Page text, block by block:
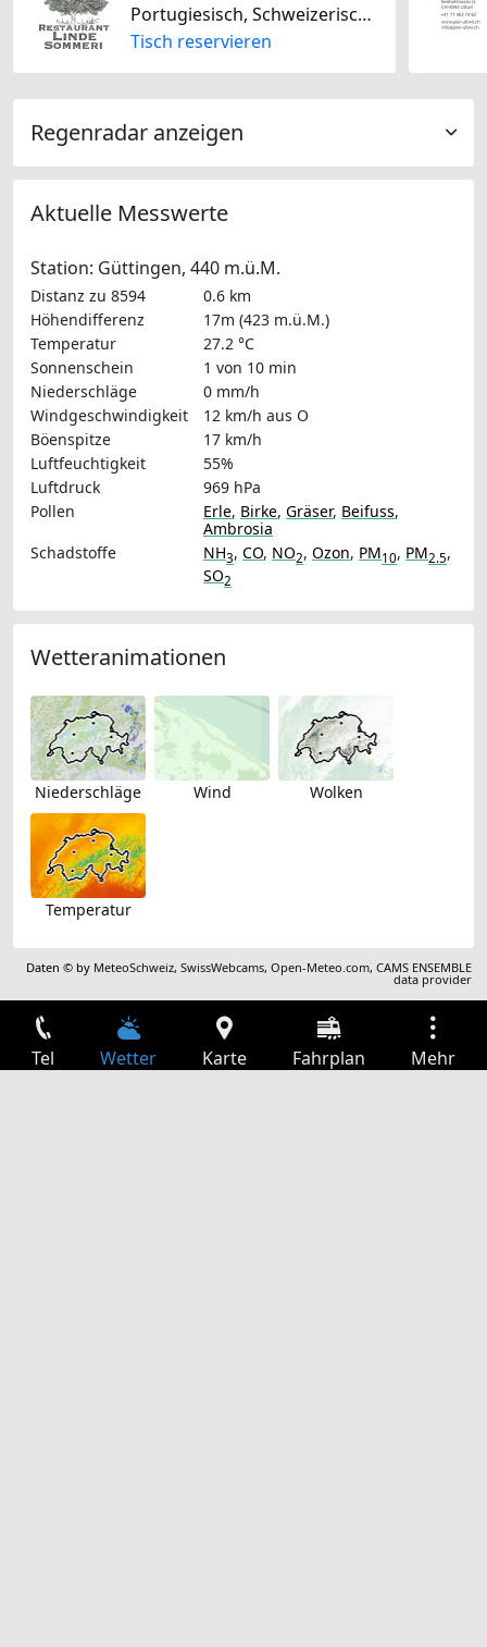
Portugiesisch, Schweizerisch, Österreichisch
Tisch reservieren
Regenradar anzeigen
Aktuelle Messwerte
Station: Güttingen, 440 m.ü.M.
Distanz zu 8594
0.6 km
Höhendifferenz
17m (423 m.ü.M.)
Temperatur
27.2 °C
Sonnenschein
1 von 10 min
Niederschläge
0 mm/h
Windgeschwindigkeit
12 km/h aus O
Böenspitze
17 km/h
Luftfeuchtigkeit
55%
Luftdruck
969 hPa
Pollen
Erle, Birke, Gräser, Beifuss,
Ambrosia
Schadstoffe
NH3, CO, NO2, Ozon, PM10, PM2.5,
SO2
Wetteranimationen
Niederschläge Wind Wolken
Temperatur
Daten © by MeteoSchweiz,SwissWebcams,Open-Meteo.com,CAMS ENSEMBLE
data provider
Tel Wetter Karte Fahrplan Mehr